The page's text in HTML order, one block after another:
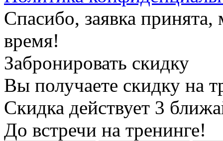
Спасибо, заявка
время!
Забронировать скидку
Вы получаете скидку на
Скидка действует 3
До встречи на тренинге!